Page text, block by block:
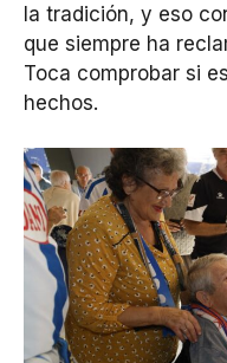
la tradición, y eso
que siempre ha
Toca comprobar si
hechos.